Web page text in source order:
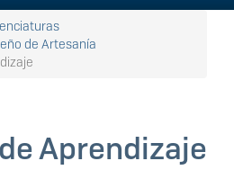
de Artesanía
Aprendizaje